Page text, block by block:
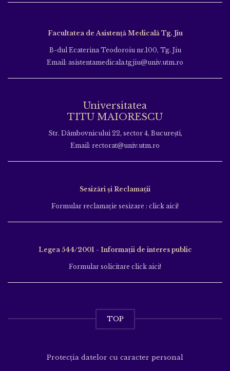
Facultatea de Asistență Medicală Tg. Jiu
B-dul Ecaterina Teodoroiu nr.100, Tg. Jiu
Email: asistentamedicala.tgjiu@univ.utm.ro
Universitatea
TITU MAIORESCU
Str. Dâmbovnicului 22, sector 4, București,
Email: rectorat@univ.utm.ro
Sesizări și Reclamații
Formular reclamație sesizare : click aici!
Legea 544/2001 - Informații de interes public
Formular solicitare click aici!
TOP
Protecția datelor cu caracter personal